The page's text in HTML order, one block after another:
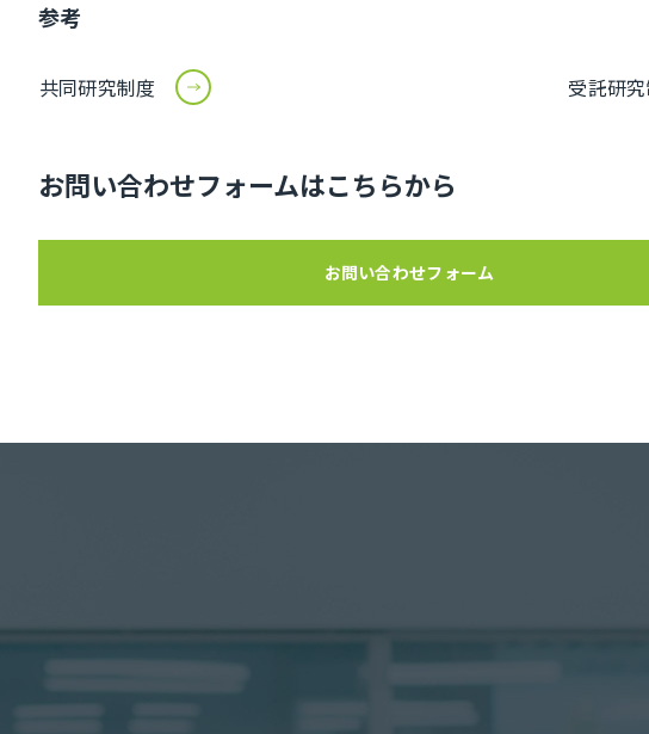
参考
共同研究制度 受託研
お問い合わせフォームはこちらから
お問い合わせフォーム